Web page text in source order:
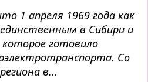
1 апреля 1969 года как
в Сибири и
готовило
Со
в...